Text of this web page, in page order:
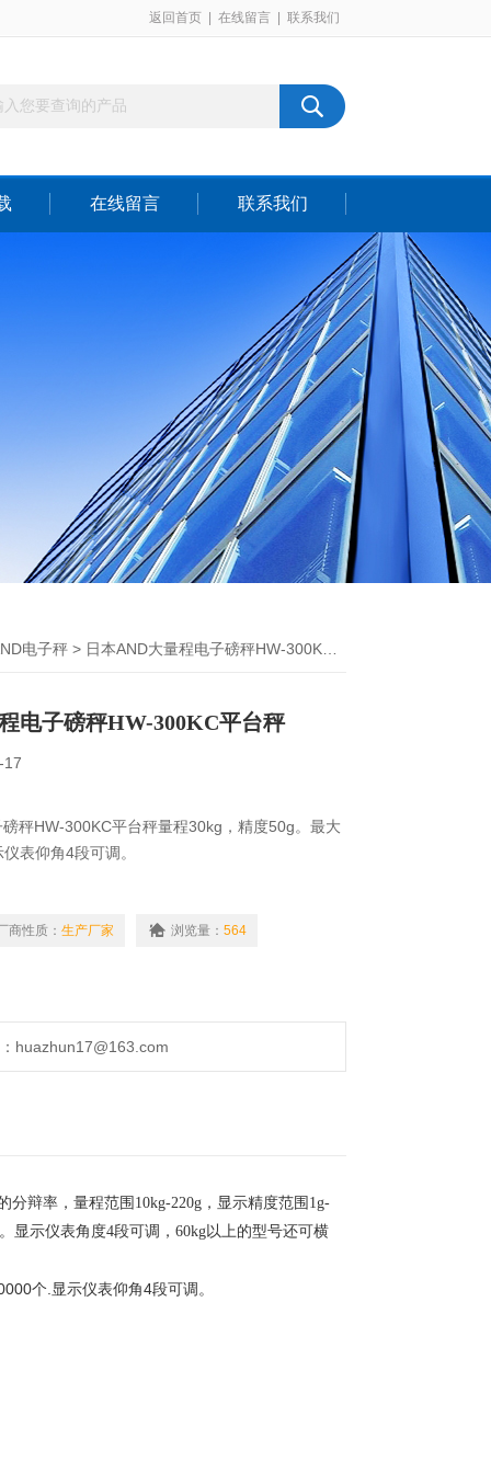
返回首页 在线留言 联系我们
在线留言 联系我们
电子秤 > 日本AND大量程电子磅秤HW-300KC平台秤
电子磅秤HW-300KC平台秤
17
秤HW-300KC平台秤量程30kg，精度50g。最大
表仰角4段可调。
商性质： 生产厂家 浏览量： 564
huazhun17@163.com
分辩率，量程范围 10kg-220g ，显示精度范围 1g-
显示仪表角度4段可调， 60kg以上的型号还可横
个.显示仪表仰角4段可调。